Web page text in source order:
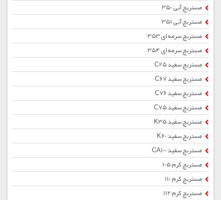
مستربچ آبی 350
مستربچ آبی 351
مستربچ سرمه ای 353
مستربچ سرمه ای 354
مستربچ سفید C25
مستربچ سفید C67
مستربچ سفید C76
مستربچ سفید C75
مستربچ سفید K35
مستربچ سفید K60
مستربچ سفید CA100
مستربچ کرم 105
مستربچ کرم 110
مستربچ کرم 112